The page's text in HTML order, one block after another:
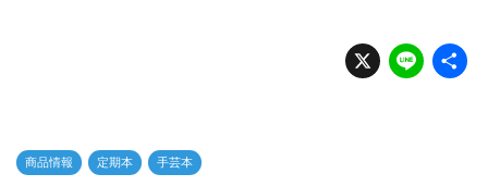
X Li
n
商品情報 定期本 手芸本